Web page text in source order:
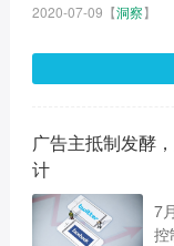
2020-07-09 【洞察】
广告主抵制发酵
计
7
控